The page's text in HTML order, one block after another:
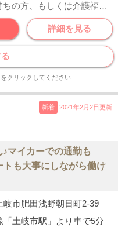
社会福祉士資格をお持ちの方、もしくは介護福祉士資格をお持ちの方
詳細を見る
クリックしてください
新着 2021年2月2日更新
♪マイカーでの通勤も
も大事にしながら働け
岐市肥田浅野朝日町2-39
「土岐市駅」より車で5分